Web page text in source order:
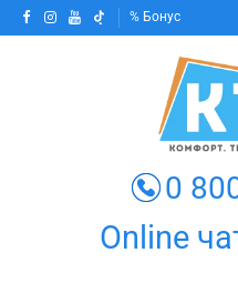
Бонус
0
Online